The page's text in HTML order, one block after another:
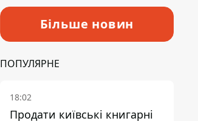
Більше новин
ПОПУЛЯРНЕ
18:02
Продати київські книгарні